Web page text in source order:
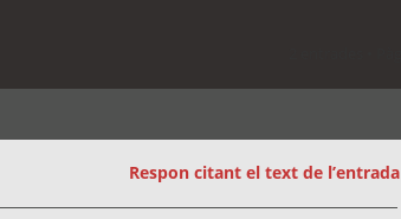
Respon citant el text de l’entrada